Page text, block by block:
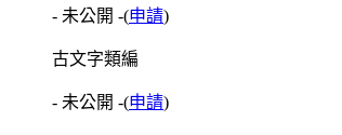
- 未公開 -(申請)
古文字類編
- 未公開 -(申請)